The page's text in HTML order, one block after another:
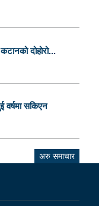
दोहोरो...
वर्षमा सकिएन
अरु समाचार